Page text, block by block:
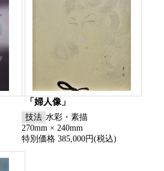
「婦人像」
技法 水彩・素描
270mm × 240mm
特別価格 385,000円(税込)